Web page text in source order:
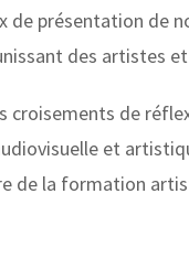
de présentation de
des artistes
de
et
de la formation